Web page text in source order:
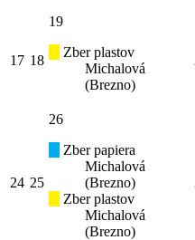
17 18
19
Zber plastov
Michalová
(Brezno)
24 25
26
Zber papiera
Michalová
(Brezno)
Zber plastov
Michalová
(Brezno)